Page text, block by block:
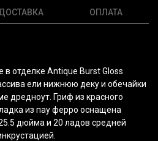
ОПЛАТА
в отделке Antique Burst Gloss
ели нижнюю деку и обечайки
дредноут. Гриф из красного
из пау ферро оснащена
дюйма и 20 ладов средней